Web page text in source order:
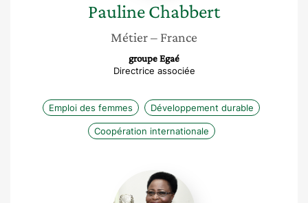
PaulineChabbert
Métier– France
groupe Egaé
Directrice associée
Emploi des femmes Développement durable
Coopération internationale
Honorine
Vehi